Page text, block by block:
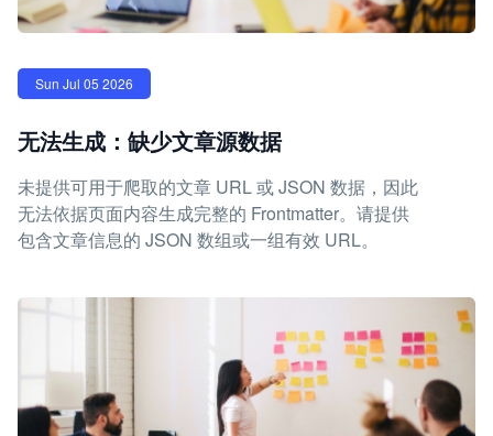
Sun Jul 05 2026
无法生成：缺少文章源数据
未提供可用于爬取的文章 URL 或 JSON 数据，因此
无法依据页面内容生成完整的 Frontmatter。请提供
包含文章信息的 JSON 数组或一组有效 URL。